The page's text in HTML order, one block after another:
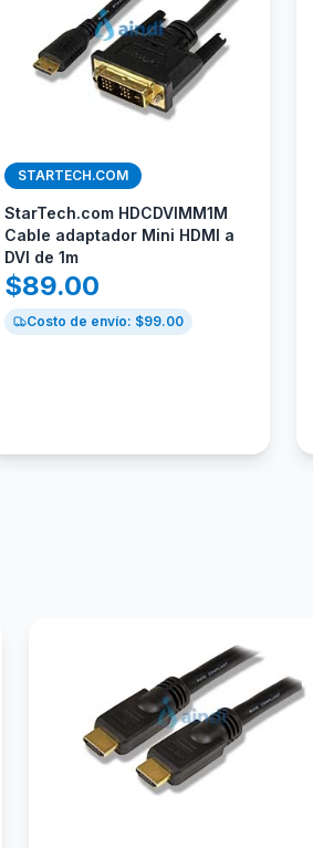
STARTECH.COM
StarTech.com HDCDVIMM1M
Cable adaptador Mini HDMI a
DVI de 1m
$89.00
Costo de envío: $99.00